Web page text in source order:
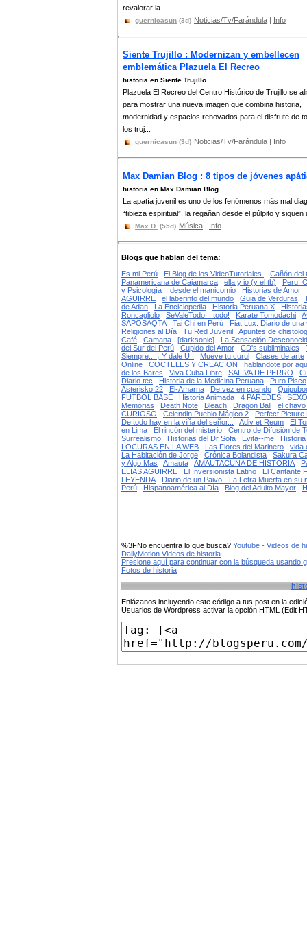
revalorar la ...
guernicasun (3d) Noticias/Tv/Farándula | Info
Siente Trujillo : Modernizan y embellecen
emblemática Plazuela El Recreo
historia en Siente Trujillo
Plazuela El Recreo del Centro Histórico de Trujillo se
para mostrar una nueva imagen que combina historia,
modernidad y espacios renovados para el disfrute de
los truj...
guernicasun (3d) Noticias/Tv/Farándula | Info
Max Damian Blog : 8 tipos de jóvenes
historia en Max Damian Blog
La apatía juvenil es uno de los fenómenos más mal
“tibieza espiritual”, la regañan desde el púlpito y siguen
Max D. (55d) Música | Info
Blogs que hablan del tema:
Es mi Perú
El Blog de los VideoTutoriales
Cañón del
Panamericana de Cajamarca
ella y io (y el tb)
Peru:
y Psicología
desde el manicomio
Historias de Amor
AGUIRRE
el laberinto del mundo Guia de Verduras
de Adan
La Enciclopedia Historia Peruana X
Roncagliolo
SeValeTodo!...todo! Karate Tomodachi
SAPOSAQTA
Tai Chi en Perú
Fiat Lux: Diario de
Religiones al Día
Tu Red Juvenil
Apuntes de
Café
Camana [darksonic]
La Sensación
del Sur del Perú
Cupido del Amor CD's subliminales
Siempre... ¡ Y dale U !
Mueve tu curul
Clases de arte
Online
COCTELES Y CREACION
hablandote por
de los Bares
Viva Cuba Libre SALIVA DE PERRO
Diario tec
Historia de la Medicina Peruana
Puro Pisco
Asterisko 22
El-Amarna De vez en cuando
FUTBOL BASE
Historia Animada 4 PAREDES
Memorias
Death Note Bleach Dragon Ball
el chavo
CURIOSO
Celendin Pueblo Mágico 2
Perfect Picture
De todo hay en la viña del señor...
Adiv et Reum
El
en Lima
El rincón del misterio
Centro de Difusión de
Surrealismo
Historias del Dr Sofa Evita--me
LOCURAS EN LA WEB
Las Flores del Marinero
vida
La Habitación de Jorge
Crónica Bolandista
Sakura
y Algo Mas
Amauta AMAUTACUNA DE HISTORIA
ELIAS AGUIRRE
El Inversionista Latino
El Cantante
LEYENDA
Diario de un Paivo - La Letra Muerta en su
Perú
Hispanoamérica al Día Blog del Adulto Mayor
%3FNo encuentra lo que busca? Youtube - Videos de
DailyMotion Videos de historia
Presione aquí para continuar con la búsqueda usando
Fotos de historia
Enlázanos incluyendo este código a tus post en la
Usuarios de Wordpress activar la opción HTML (Edit